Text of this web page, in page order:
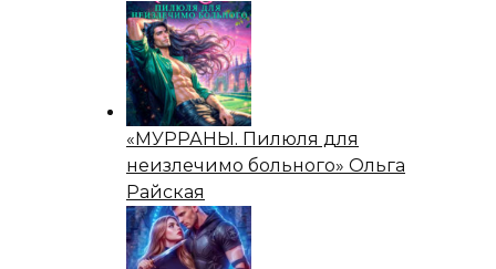
«МУРРАНЫ. Пилюля для
неизлечимо больного» Ольга
Райская